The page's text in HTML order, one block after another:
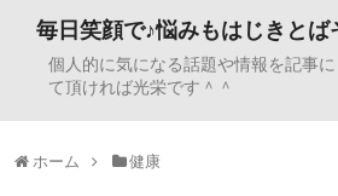
毎日笑顔で♪悩みもはじきとば
個人的に気になる話題や情報を記事
て頂ければ光栄です＾＾
ホーム 健康